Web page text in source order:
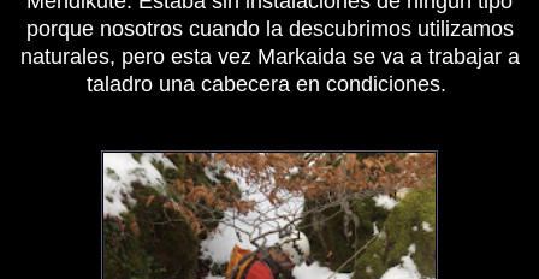
porque nosotros cuando la descubrimos utilizamos
naturales, pero esta vez Markaida se va a trabajar a
taladro una cabecera en condiciones.